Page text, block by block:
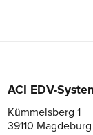
ACI EDV-
Kümmelsberg 1
39110 Magdeburg